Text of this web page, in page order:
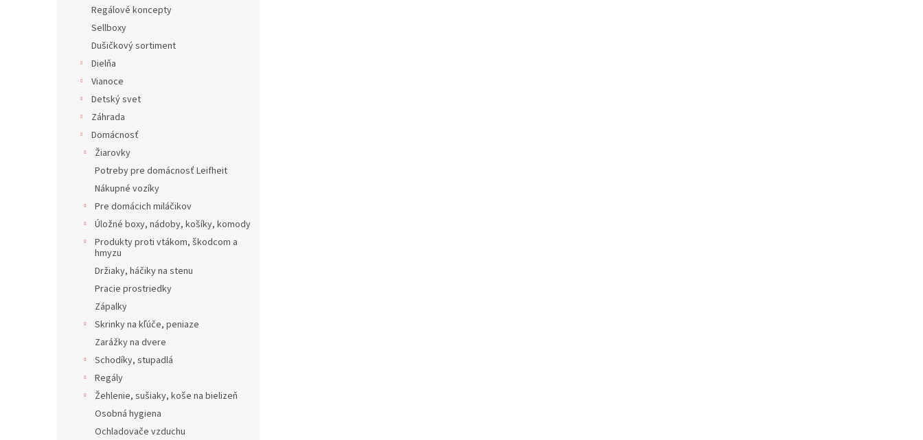
Regálové koncepty
Sellboxy
Dušičkový sortiment
Dielňa
Vianoce
Detský svet
Záhrada
Domácnosť
Žiarovky
Potreby pre domácnosť Leifheit
Nákupné vozíky
Pre domácich miláčikov
Úložné boxy, nádoby, košíky, komody
Produkty proti vtákom, škodcom a
hmyzu
Držiaky, háčiky na stenu
Pracie prostriedky
Zápalky
Skrinky na kľúče, peniaze
Zarážky na dvere
Schodíky, stupadlá
Regály
Žehlenie, sušiaky, koše na bielizeň
Osobná hygiena
Ochladovače vzduchu